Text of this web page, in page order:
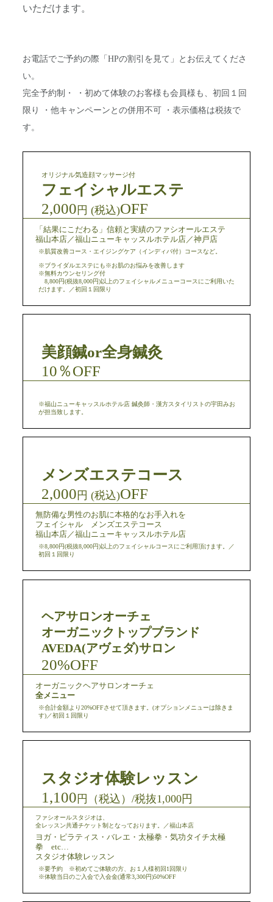
いただけます。
お電話でご予約の際「HPの割引を見て」とお伝えてくださ
い。
完全予約制・ ・初めて体験のお客様も会員様も、初回１回
限り ・他キャンペーンとの併用不可 ・表示価格は税抜で
す。
オリジナル気造顔マッサージ付
フェイシャルエステ
2,000円 (税込)OFF
「結果にこだわる」信頼と実績のファシオールエステ
福山本店／福山ニューキャッスルホテル店／神戸店
※肌質改善コース・エイジングケア（インディバ付）コースなど。
※ブライダルエステにも※お肌のお悩みを改善します
※無料カウンセリング付
8,800円(税抜8,000円)以上のフェイシャルメニューコースにご利用いた
だけます。／初回１回限り
美顔鍼or全身鍼灸
10％OFF
※福山ニューキャッスルホテル店 鍼灸師・漢方スタイリストの宇田みお
が担当致します。
メンズエステコース
2,000 円 (税込)OFF
無防備な男性のお肌に本格的なお手入れを
フェイシャル メンズエステコース
福山本店／福山ニューキャッスルホテル店
※8,800円(税抜8,000円)以上のフェイシャルコースにご利用頂けます。／
初回１回限り
ヘアサロンオーチェ
オーガニックトップブランド
AVEDA(アヴェダ)サロン
20%OFF
オーガニックヘアサロンオーチェ
全メニュー
※合計金額より20%OFFさせて頂きます。(オプションメニューは除きま
す)／初回１回限り
スタジオ体験レッスン
1,100 円（税込）/税抜1,000円
ファシオールスタジオは、
全レッスン共通チケット制となっております。／福山本店
ヨガ・ピラティス・バレエ・太極拳・気功タイチ太極
拳 etc…
スタジオ体験レッスン
※要予約 ※初めてご体験の方、お１人様初回1回限り
※体験当日のご入会で入会金(通常3,300円)50%OFF